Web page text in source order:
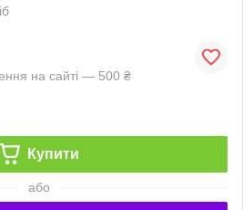
на сайті — 500 ₴
Купити
або